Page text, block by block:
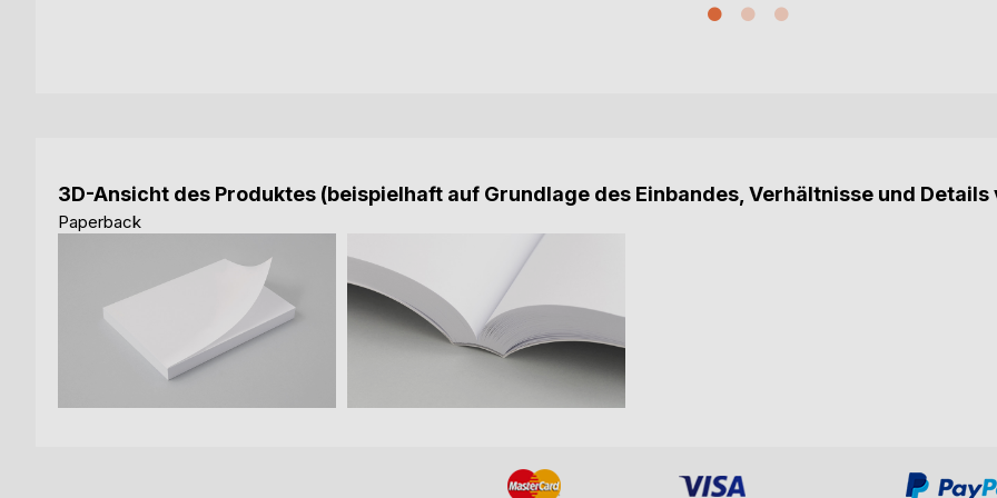
3D-Ansicht des Produktes (beispielhaft auf Grundlage des Einbandes, Verhältnisse und
Paperback